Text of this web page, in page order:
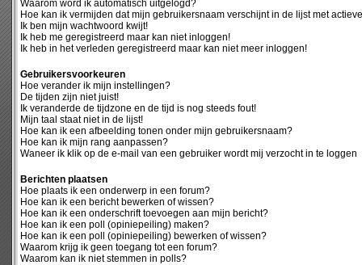
Waarom word ik automatisch uitgelogd?
Hoe kan ik vermijden dat mijn gebruikersnaam verschijnt in de lijst met
Ik ben mijn wachtwoord kwijt!
Ik heb me geregistreerd maar kan niet inloggen!
Ik heb in het verleden geregistreerd maar kan niet meer inloggen!
Gebruikersvoorkeuren
Hoe verander ik mijn instellingen?
De tijden zijn niet juist!
Ik veranderde de tijdzone en de tijd is nog steeds fout!
Mijn taal staat niet in de lijst!
Hoe kan ik een afbeelding tonen onder mijn gebruikersnaam?
Hoe kan ik mijn rang aanpassen?
Waneer ik klik op de e-mail van een gebruiker wordt mij verzocht in te loggen
Berichten plaatsen
Hoe plaats ik een onderwerp in een forum?
Hoe kan ik een bericht bewerken of wissen?
Hoe kan ik een onderschrift toevoegen aan mijn bericht?
Hoe kan ik een poll (opiniepeiling) maken?
Hoe kan ik een poll (opiniepeiling) bewerken of wissen?
Waarom krijg ik geen toegang tot een forum?
Waarom kan ik niet stemmen in polls?